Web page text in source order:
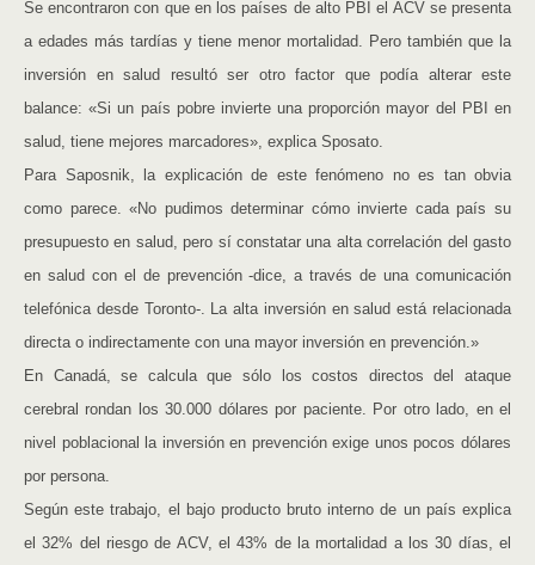
Se encontraron con que en los países de alto PBI el ACV se presenta
a edades más tardías y tiene menor mortalidad. Pero también que la
inversión en salud resultó ser otro factor que podía alterar este
balance: «Si un país pobre invierte una proporción mayor del PBI en
salud, tiene mejores marcadores», explica Sposato.
Para Saposnik, la explicación de este fenómeno no es tan obvia
como parece. «No pudimos determinar cómo invierte cada país su
presupuesto en salud, pero sí constatar una alta correlación del gasto
en salud con el de prevención -dice, a través de una comunicación
telefónica desde Toronto-. La alta inversión en salud está relacionada
directa o indirectamente con una mayor inversión en prevención.»
En Canadá, se calcula que sólo los costos directos del ataque
cerebral rondan los 30.000 dólares por paciente. Por otro lado, en el
nivel poblacional la inversión en prevención exige unos pocos dólares
por persona.
Según este trabajo, el bajo producto bruto interno de un país explica
el 32% del riesgo de ACV, el 43% de la mortalidad a los 30 días, el